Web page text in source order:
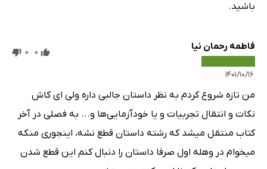
باشید.
فاطمه رحمان نیا
۱۴۰۱/۱۰/۱۶
0
0
من تازه شروع کردم به نظر داستان جالبی داره ولی‌ ای کاش
نکات و انتقال تجربیات و یا خودآزمایی‌ها و... به فصلی در آخر
کتاب منتقل میشد که رشته داستان قطع نشه، اینجوری منکه
میخوام در وهله اول صرفا داستان را دنبال کنم این قطع شدن